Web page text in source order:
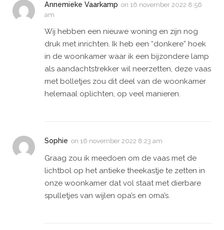
Annemieke Vaarkamp on 16 november 2022 8:56
am
Wij hebben een nieuwe woning en zijn nog
druk met inrichten. Ik heb een “donkere” hoek
in de woonkamer waar ik een bijzondere lamp
als aandachtstrekker wil neerzetten, deze vaas
met bolletjes zou dit deel van de woonkamer
helemaal oplichten, op veel manieren.
Sophie on 16 november 2022 8:23 am
Graag zou ik meedoen om de vaas met de
lichtbol op het antieke theekastje te zetten in
onze woonkamer dat vol staat met dierbare
spulletjes van wijlen opa’s en oma’s.